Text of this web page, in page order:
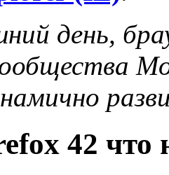
день,
42 что